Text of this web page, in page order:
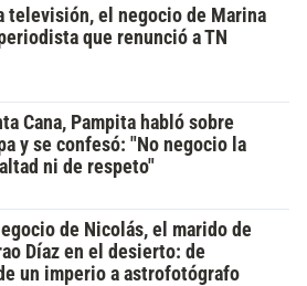
televisión, el negocio de Marina
que renunció a TN
Cana, Pampita habló sobre
y se confesó: "No negocio la
ni de respeto"
de Nicolás, el marido de
Díaz en el desierto: de
un imperio a astrofotógrafo